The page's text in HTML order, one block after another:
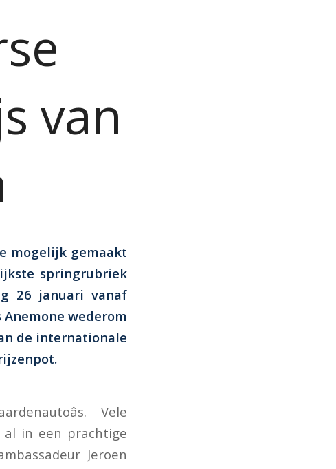
van
mogelijk gemaakt
springrubriek
26 januari vanaf
wederom
de internationale
Vele
in een prachtige
Jeroen